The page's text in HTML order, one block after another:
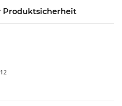
Produktsicherheit